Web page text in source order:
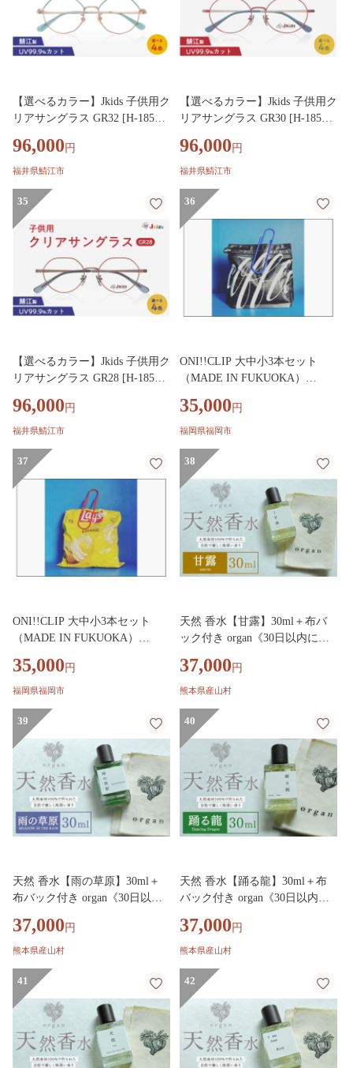
【選べるカラー】Jkids 子供用ク
リアサングラス GR32 [H-18503]
ラス めがね メガネ 眼鏡 子供用
こども キッズ kids 男の子 女の
福井県鯖江市
96,000 円
福井県鯖江市
【選べるカラー】Jkids 子供用ク
リアサングラス GR30 [H-18502]
ラス めがね メガネ 眼鏡 子供用
こども キッズ kids 男の子 女の
福井県鯖江市
96,000 円
福井県鯖江市
35
【選べるカラー】Jkids 子供用ク
リアサングラス GR28 [H-18501]
ラス めがね メガネ 眼鏡 子供用
こども キッズ kids 男の子 女の
福井県鯖江市
96,000 円
福井県鯖江市
36
ONI!!CLIP 大中小3本セット
（MADE IN FUKUOKA）
35,000 円
福岡県福岡市
37
ONI!!CLIP 大中小3本セット
（MADE IN FUKUOKA）
35,000 円
福岡県福岡市
38
天然 香水【甘露】30ml＋布バ
ック付き organ《30日以内に出
蘇郡 産山村 天然 100％ 布バッ
ク付き 贈答用 プレゼント フレ
37,000 円
熊本県産山村
39
天然 香水【雨の草原】30ml＋
布バック付き organ《30日以内
県 阿蘇郡 産山村 天然 100％ 布
バック付き 贈答用 プレゼント
37,000 円
熊本県産山村
40
天然 香水【踊る龍】30ml＋布
バック付き organ《30日以内に
阿蘇郡 産山村 天然 100％ 布バ
ック付き 贈答用 プレゼント フ
37,000 円
熊本県産山村
41 42